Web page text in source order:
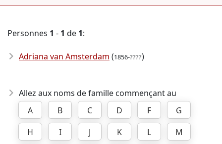
Personnes 1 - 1 de 1:
Adriana van Amsterdam (1856-????)
Allez aux noms de famille commençant au
A
B C D F
G
H
I J K L
M